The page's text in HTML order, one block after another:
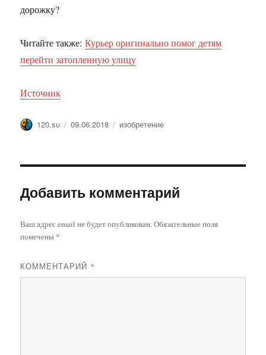
дорожку?
Читайте также:Курьер оригинально помог детям
перейти затопленную улицу
Источник
Автор
120.su Опубликовано
09.06.2018 Метки
изобретение
Добавить комментарий
Ваш адрес email не будет опубликован.Обязательные поля
помечены *
КОММЕНТАРИЙ *